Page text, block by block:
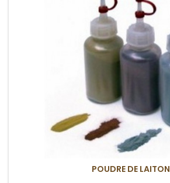
POUDRE DE LAITON